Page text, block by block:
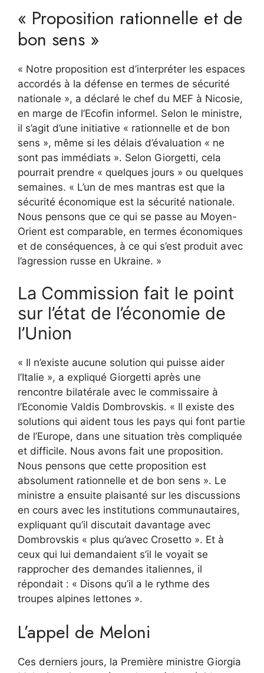
« Proposition rationnelle et de
bon sens »
« Notre proposition est d’interpréter les espaces
accordés à la défense en termes de sécurité
nationale », a déclaré le chef du MEF à Nicosie,
en marge de l’Ecofin informel. Selon le ministre,
il s’agit d’une initiative « rationnelle et de bon
sens », même si les délais d’évaluation « ne
sont pas immédiats ». Selon Giorgetti, cela
pourrait prendre « quelques jours » ou quelques
semaines. « L’un de mes mantras est que la
sécurité économique est la sécurité nationale.
Nous pensons que ce qui se passe au Moyen-
Orient est comparable, en termes économiques
et de conséquences, à ce qui s’est produit avec
l’agression russe en Ukraine. »
La Commission fait le point
sur l’état de l’économie de
l’Union
« Il n’existe aucune solution qui puisse aider
l’Italie », a expliqué Giorgetti après une
rencontre bilatérale avec le commissaire à
l’Economie Valdis Dombrovskis. « Il existe des
solutions qui aident tous les pays qui font partie
de l’Europe, dans une situation très compliquée
et difficile. Nous avons fait une proposition.
Nous pensons que cette proposition est
absolument rationnelle et de bon sens ». Le
ministre a ensuite plaisanté sur les discussions
en cours avec les institutions communautaires,
expliquant qu’il discutait davantage avec
Dombrovskis « plus qu’avec Crosetto ». Et à
ceux qui lui demandaient s’il le voyait se
rapprocher des demandes italiennes, il
répondait : « Disons qu’il a le rythme des
troupes alpines lettones ».
L’appel de Meloni
Ces derniers jours, la Première ministre Giorgia